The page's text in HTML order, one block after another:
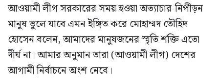
আওয়ামী লীগ সরকারের সময় হওয়া অত্যাচার-নিপীড়ন
মানুষ ভুলে যাবে এমন ইঙ্গিত করে মোহাম্মদ তৌহিদ
হোসেন বলেন, আমাদের মানুষজনের স্মৃতি শক্তি এতো
দীর্ঘ না। আমার অনুমান তারা (আওয়ামী লীগ) দেশের
আগামী নির্বাচনে অংশ নেবে।